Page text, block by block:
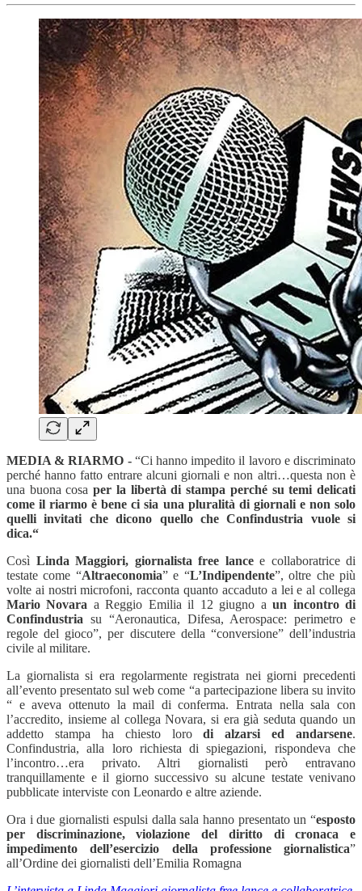
MEDIA & RIARMO -“Ci hanno impedito il lavoro e discriminato
perché hanno fatto entrare alcuni giornali e non altri…questa non è
una buona cosaper la libertà di stampa perché su temi delicati
come il riarmo è bene ci sia una pluralità di giornali e non solo
quelli invitati che dicono quello che Confindustria vuole si
dica.“
Così Linda Maggiori, giornalista free lancee collaboratrice di
testate come “Altraeconomia” e “L’Indipendente”, oltre che più
volte ai nostri microfoni, racconta quanto accaduto a lei e al collega
Mario Novara a Reggio Emilia il 12 giugno aun incontro di
Confindustria su “Aeronautica, Difesa, Aerospace: perimetro e
regole del gioco”, per discutere della “conversione” dell’industria
civile al militare.
La giornalista si era regolarmente registrata nei giorni precedenti
all’evento presentato sul web come “a partecipazione libera su invito
“ e aveva ottenuto la mail di conferma. Entrata nella sala con
l’accredito, insieme al collega Novara, si era già seduta quando un
addetto stampa ha chiesto lorodi alzarsi ed andarsene.
Confindustria, alla loro richiesta di spiegazioni, rispondeva che
l’incontro…era privato. Altri giornalisti però entravano
tranquillamente e il giorno successivo su alcune testate venivano
pubblicate interviste con Leonardo e altre aziende.
Ora i due giornalisti espulsi dalla sala hanno presentato un “esposto
per discriminazione, violazione del diritto di cronaca e
impedimento dell’esercizio della professione giornalistica”
all’Ordine dei giornalisti dell’Emilia Romagna